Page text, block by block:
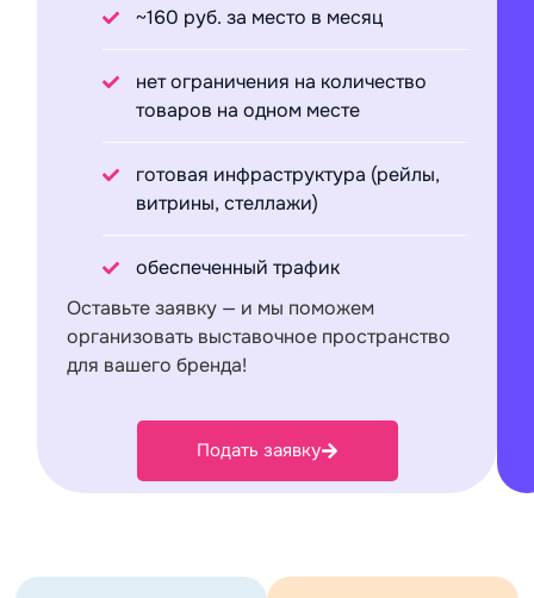
~160 руб. за место в месяц
нет ограничения на количество
товаров на одном месте
готовая инфраструктура (рейлы,
витрины, стеллажи)
обеспеченный трафик
Оставьте заявку — и мы поможем
организовать выставочное пространство
для вашего бренда!
Подать заявку